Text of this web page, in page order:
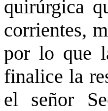
quirúrgica
corrientes,
por lo que
finalice la
el señor